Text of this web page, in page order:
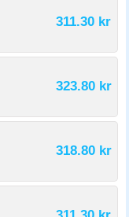
311.30 kr
323.80 kr
318.80 kr